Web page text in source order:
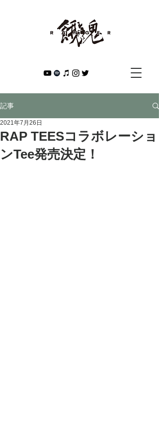
記事
RAP TEESコラボレーショ
ンTee発売決定！
2021年7月26日